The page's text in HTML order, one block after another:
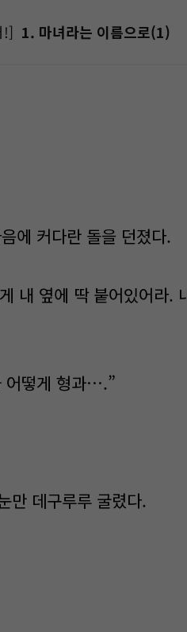
!] 1. 마녀라는 이름으로(1)
에 커다란 돌을 던졌다.
내 옆에 딱 붙어있어라.
떻게 형과….”
만 데구루루 굴렸다.